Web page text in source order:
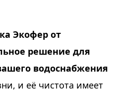
Экофер от
решение для
водоснабжения
и её чистота имеет